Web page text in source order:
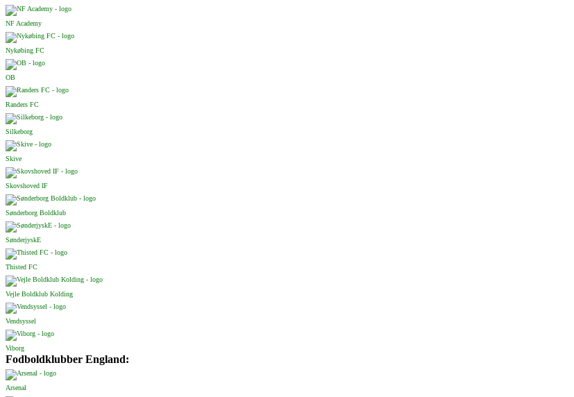
NF Academy
Nykøbing FC
OB
Randers FC
Silkeborg
Skive
Skovshoved IF
Sønderborg Boldklub
SønderjyskE
Thisted FC
Vejle Boldklub Kolding
Vendsyssel
Viborg
Fodboldklubber England:
Arsenal